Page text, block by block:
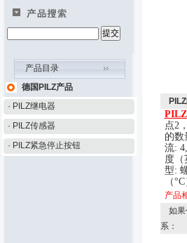
产品目录
德国PILZ产品
· PILZ继电器
· PILZ传感器
· PILZ紧急停止按钮
PILZ
点2，
的数
流: 4
度（
型:
（°C
产品
如果
系：